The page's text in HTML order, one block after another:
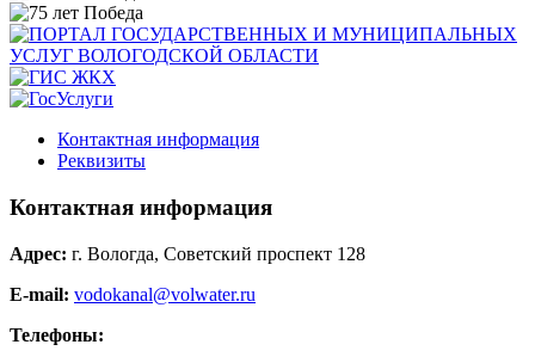
Контактная информация
Реквизиты
Контактная информация
Адрес: г. Вологда, Советский проспект 128
E-mail: vodokanal@volwater.ru
Телефоны: